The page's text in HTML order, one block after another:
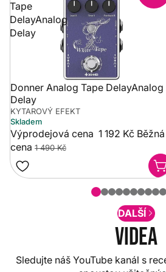
Tape
DelayAnalog
Delay
Donner Analog Tape DelayAnalog
Delay
KYTAROVÝ EFEKT
Skladem
Výprodejová cena 1 192 Kč Běžná
cena 1 490 Kč
DALŠÍ
Videa
Sledujte náš YouTube kanál s